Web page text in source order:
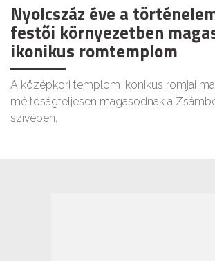
Nyolcszáz éve a
festői környezetben
ikonikus romtemplom
A középkori templom ikonikus romjai
méltóságteljesen magasodnak a
szívében.